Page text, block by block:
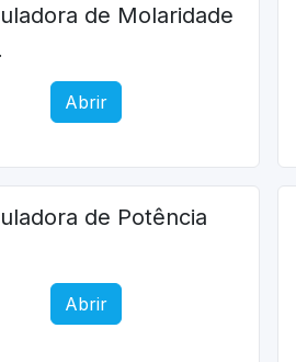
de Molaridade
Abrir
de Potência
Abrir